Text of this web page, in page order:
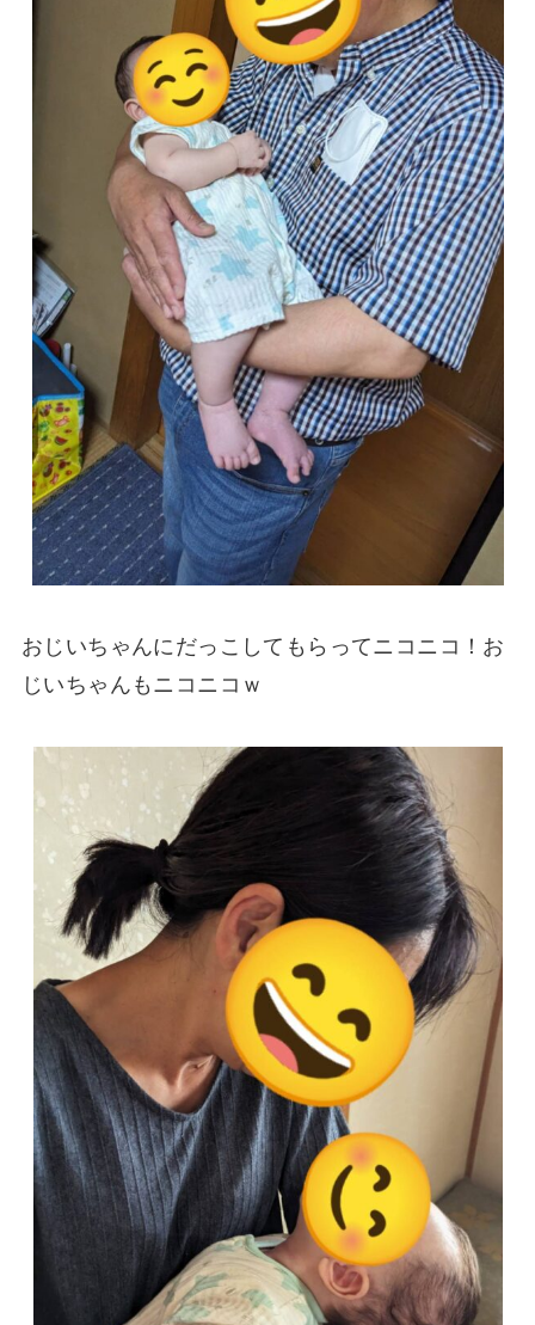
おじいちゃんにだっこしてもらってニコニコ！お
じいちゃんもニコニコｗ